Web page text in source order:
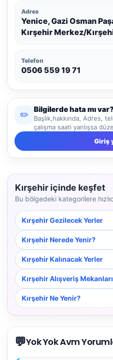
Adres
Yenice, Gazi Osman
Kırşehir Merkez/
Telefon
0506 559 19 71
✏️
Bilgilerde hata mı
Başlık,hakkında, Adres,
çalışma saati yanlışsa
Giriş
Kırşehir içinde keşfet
Bu bölgedeki kategorilere
Kırşehir Gezilecek Yerler
Kırşehir Nerede Yenir?
Kırşehir Kalınacak Yerler
Kırşehir Alışveriş Mekanları
Kırşehir Ne Yenir?
💬Yok Yok Avm